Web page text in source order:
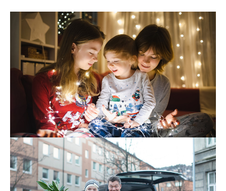
Tv og internett 24. nov. 2025
7 triks for å få bedre trådløst nett i jula
Det er lite som skaper mer julestemning enn å pynte
med julestjerner, adventslysestaker og lysslynger.
Men visste du at det trådløse nettet ditt faktisk kan bli
dårligere hvis du kobler opp mange lys?
Les mer
Strøm Tv og internett 22. okt. 2025
På flyttefot? Slik gjør du det med strøm
og internett